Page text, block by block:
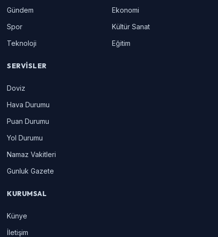
Gündem
Ekonomi
Spor
Kültür Sanat
Teknoloji
Eğitim
SERVISLER
Doviz
Hava Durumu
Puan Durumu
Yol Durumu
Namaz Vakitleri
Gunluk Gazete
KURUMSAL
Künye
İletişim